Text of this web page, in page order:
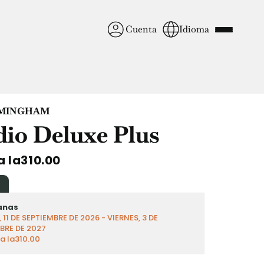
Cuenta Idioma
padres
Deluxe Plus
la310.00
11 DE SEPTIEMBRE DE 2026 - VIERNES, 3 DE
DE 2027
la310.00